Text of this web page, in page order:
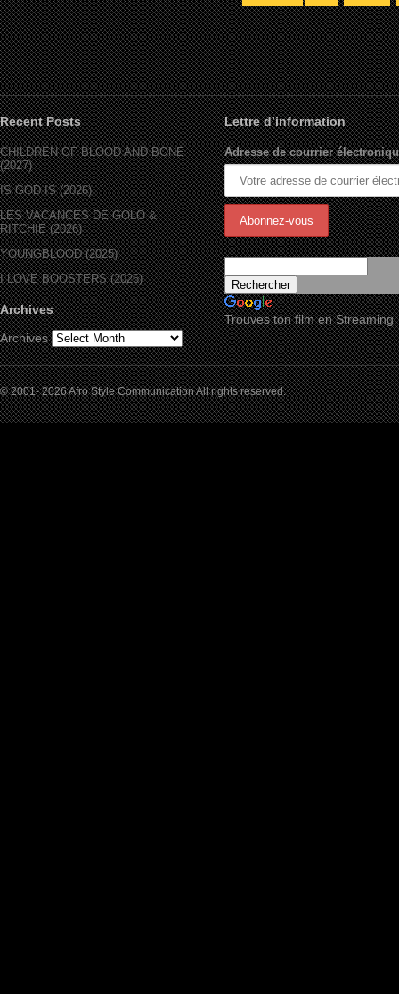
Recent Posts
CHILDREN OF BLOOD AND BONE
(2027)
IS GOD IS (2026)
LES VACANCES DE GOLO &
RITCHIE (2026)
YOUNGBLOOD (2025)
I LOVE BOOSTERS (2026)
Archives
Archives
Lettre d’information
Adresse de courrier
Trouves ton film en Streaming
© 2001- 2026 Afro Style Communication All rights reserved.